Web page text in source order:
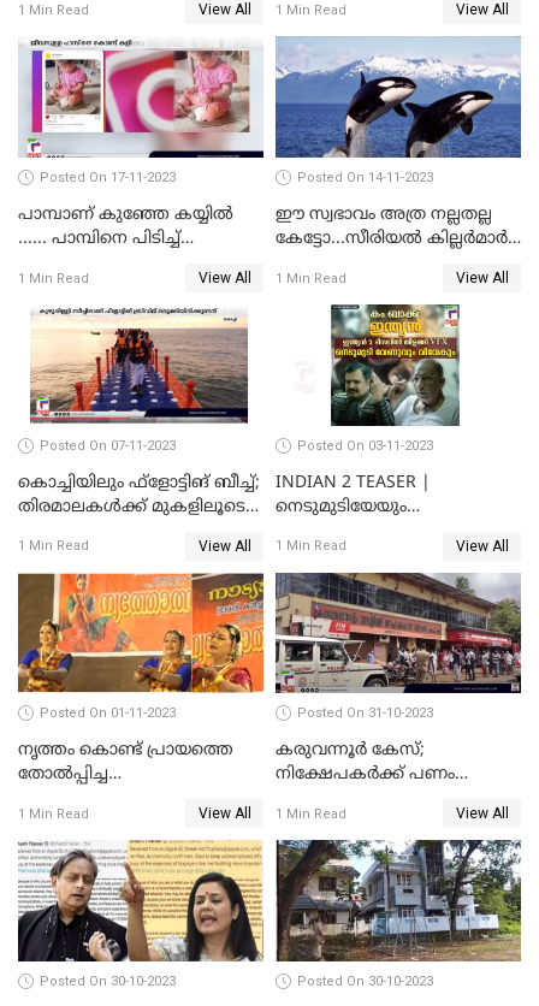
1 Min Read View All
കൊച്ചിയും
1 Min Read View All
Posted On 17-11-2023
പാമ്പാണ് കുഞ്ഞേ കയ്യില്‍
...... പാമ്പിനെ പിടിച്ച്
വൈറലായി വീഡിയോ
1 Min Read View All
Posted On 14-11-2023
ഈ സ്വഭാവം അത്ര നല്ലതല്ല
കേട്ടോ...സീരിയല്‍ കില്ലര്‍മാര്‍
ഓര്‍ക്കകളുടെ സ്വഭാവരീതി
1 Min Read View All
Posted On 07-11-2023
കൊച്ചിയിലും ഫ്‌ളോട്ടിങ് ബീച്ച്;
തിരമാലകള്‍ക്ക് മുകളിലൂടെ
1 Min Read View All
Posted On 03-11-2023
INDIAN 2 TEASER |
നെടുമുടിയേയും
കാണാം; ഇന്ത്യൻ 2 ടീസർ
പുറത്ത്
1 Min Read View All
Posted On 01-11-2023
നൃത്തം കൊണ്ട് പ്രായത്തെ
തോല്‍പ്പിച്ച
അറുപത്തി ആറ്‌ അമ്മമാരുടെ
അരങ്ങേറ്റം
1 Min Read View All
Posted On 31-10-2023
കരുവന്നൂർ കേസ്;
നിക്ഷേപകർക്ക് പണം
നിബന്ധനകൾ അറിയാം
1 Min Read View All
Posted On 30-10-2023 Posted On 30-10-2023